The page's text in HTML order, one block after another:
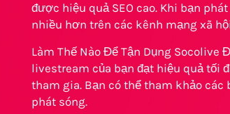
được hiệu quả SEO cao. Khi bạn
nhiều hơn trên các kênh mạng xã
Làm Thế Nào Để Tận Dụng Socolive
livestream của bạn đạt hiệu quả tối
tham gia. Bạn có thể tham khảo
phát sóng.